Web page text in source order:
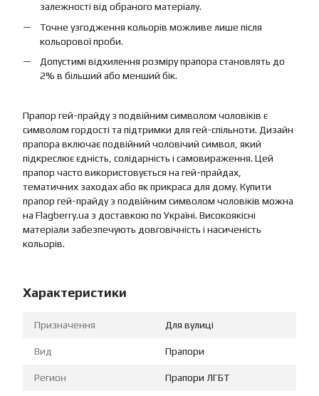
залежності від обраного матеріалу.
Точне узгодження кольорів можливе лише після
кольорової проби.
Допустимі відхилення розміру прапора становлять до
2% в більший або менший бік.
Прапор гей-прайду з подвійним символом чоловіків є
символом гордості та підтримки для гей-спільноти. Дизайн
прапора включає подвійний чоловічий символ, який
підкреслює єдність, солідарність і самовираження. Цей
прапор часто використовується на гей-прайдах,
тематичних заходах або як прикраса для дому. Купити
прапор гей-прайду з подвійним символом чоловіків можна
на Flagberry.ua з доставкою по Україні. Високоякісні
матеріали забезпечують довговічність і насиченість
кольорів.
Характеристики
Призначення Для вулиці
Вид Прапори
Регион Прапори ЛГБТ